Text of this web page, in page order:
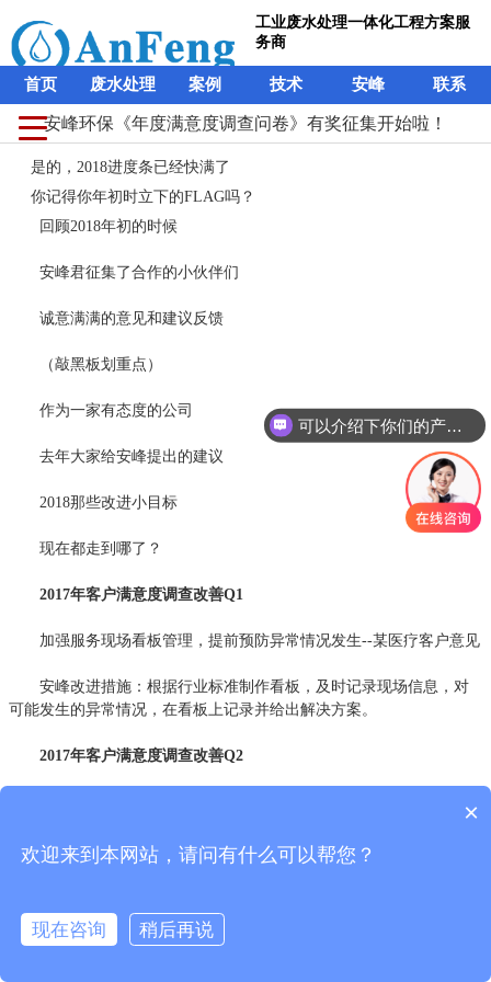
工业废水处理一体化工程方案服
务商
首页 废水处理 案例 技术 安峰 联系
安峰环保《年度满意度调查问卷》有奖征集开始啦！
是的，2018进度条已经快满了
你记得你年初时立下的FLAG吗？
回顾2018年初的时候
安峰君征集了合作的小伙伴们
诚意满满的意见和建议反馈
（敲黑板划重点）
作为一家有态度的公司
去年大家给安峰提出的建议
2018那些改进小目标
现在都走到哪了？
2017年客户满意度调查改善Q1
加强服务现场看板管理，提前预防异常情况发生--某医疗客户意见
安峰改进措施：根据行业标准制作看板，及时记录现场信息，对
可能发生的异常情况，在看板上记录并给出解决方案。
2017年客户满意度调查改善Q2
安峰改进措施：苏州市区客户响应时间为1小时，苏州周边区域响
2017年客户满意度调查改善Q3
可以介绍下你们的产品么？
×
欢迎来到本网站，请问有什么可以帮您？
现在咨询 稍后再说